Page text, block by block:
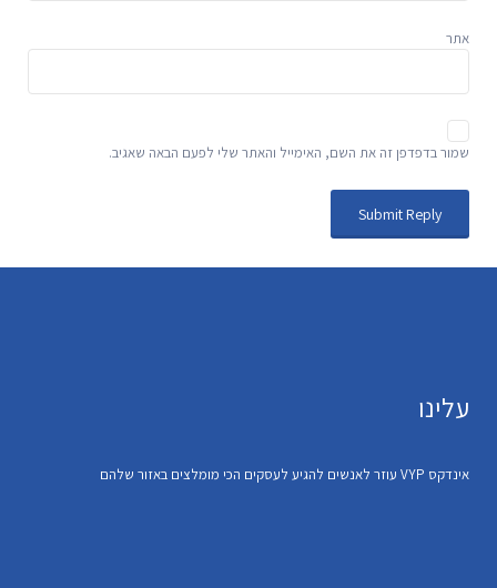
אתר
שמור בדפדפן זה את השם, האימייל והאתר שלי לפעם הבאה שאגיב.
עלינו
אינדקס VYP עוזר לאנשים להגיע לעסקים הכי מומלצים באזור שלהם